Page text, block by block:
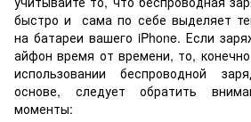
быстро и сама по себе выделяет
на батареи вашего iPhone. Если
айфон время от времени, то,
использовании беспроводной
основе, следует обратить
моменты: